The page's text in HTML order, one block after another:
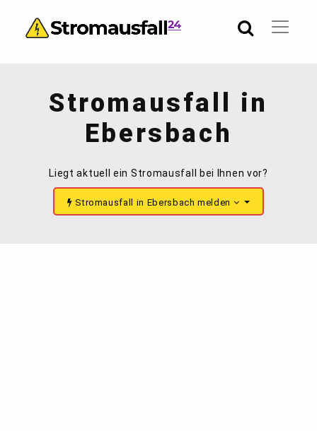
Stromausfall in
Ebersbach
Liegt aktuell ein Stromausfall bei Ihnen vor?
Stromausfall in Ebersbach melden